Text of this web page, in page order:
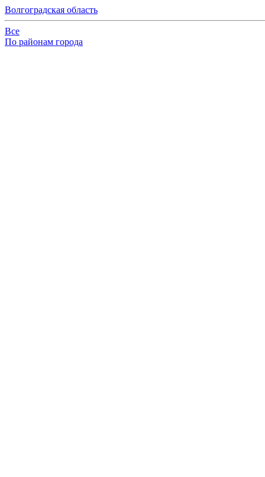
Волгоградская область
Все
По районам города